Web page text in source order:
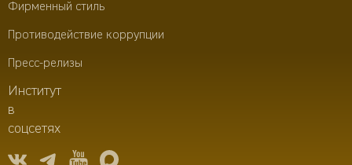
Фирменный стиль
Противодействие коррупции
Пресс-релизы
Институт
в
соцсетях